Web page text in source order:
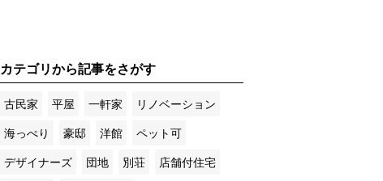
カテゴリから記事をさがす
古民家 平屋 一軒家
リノベーション
海っぺり
豪邸 洋館
ペット可
デザイナーズ
団地 別荘
店舗付住宅